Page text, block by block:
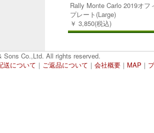
Rally Monte Carlo 2019オフ
プレート(Large)
￥ 3,850(税込)
Sons Co.,Ltd. All rights reserved.
送について ｜ ご返品について ｜ 会社概要 ｜ MAP ｜